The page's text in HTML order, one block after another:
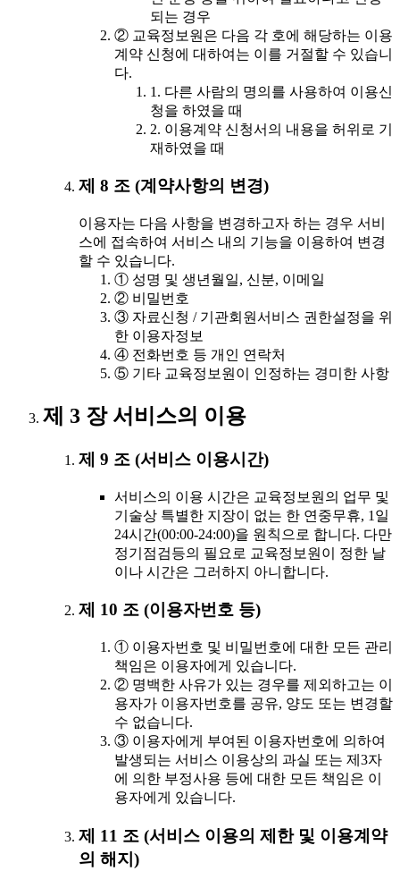
되는 경우
② 교육정보원은 다음 각 호에 해당하는 이용
계약 신청에 대하여는 이를 거절할 수 있습니
다.
1. 다른 사람의 명의를 사용하여 이용신
청을 하였을 때
2. 이용계약 신청서의 내용을 허위로 기
재하였을 때
제 8 조 (계약사항의 변경)
이용자는 다음 사항을 변경하고자 하는 경우 서비
스에 접속하여 서비스 내의 기능을 이용하여 변경
할 수 있습니다.
① 성명 및 생년월일, 신분, 이메일
② 비밀번호
③ 자료신청 / 기관회원서비스 권한설정을 위
한 이용자정보
④ 전화번호 등 개인 연락처
⑤ 기타 교육정보원이 인정하는 경미한 사항
제 3 장 서비스의 이용
제 9 조 (서비스 이용시간)
서비스의 이용 시간은 교육정보원의 업무 및
기술상 특별한 지장이 없는 한 연중무휴, 1일
24시간(00:00-24:00)을 원칙으로 합니다. 다만
정기점검등의 필요로 교육정보원이 정한 날
이나 시간은 그러하지 아니합니다.
제 10 조 (이용자번호 등)
① 이용자번호 및 비밀번호에 대한 모든 관리
책임은 이용자에게 있습니다.
② 명백한 사유가 있는 경우를 제외하고는 이
용자가 이용자번호를 공유, 양도 또는 변경할
수 없습니다.
③ 이용자에게 부여된 이용자번호에 의하여
발생되는 서비스 이용상의 과실 또는 제3자
에 의한 부정사용 등에 대한 모든 책임은 이
용자에게 있습니다.
제 11 조 (서비스 이용의 제한 및 이용계약
의 해지)